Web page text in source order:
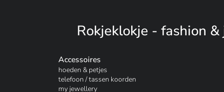
Rokjeklokje - fashion
Accessoires
hoeden & petjes
telefoon / tassen koorden
my jewellery